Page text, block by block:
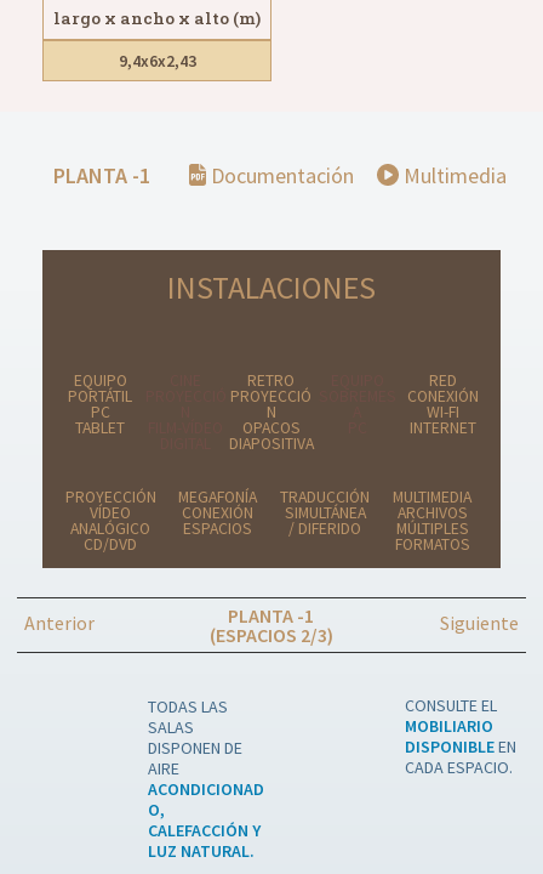
largo x ancho x alto (m)
9,4x6x2,43
PLANTA -1 Documentación Multimedia
INSTALACIONES
EQUIPO
PORTÁTIL
PC
TABLET
RETRO
PROYECCIÓ
N
OPACOS
DIAPOSITIVA
RED
CONEXIÓN
WI-FI
INTERNET
PROYECCIÓN
VÍDEO
ANALÓGICO
CD/DVD
MEGAFONÍA
CONEXIÓN
ESPACIOS
TRADUCCIÓN
SIMULTÁNEA
/ DIFERIDO
MULTIMEDIA
ARCHIVOS
MÚLTIPLES
FORMATOS
Anterior
PLANTA -1
(ESPACIOS 2/3)
Siguiente
TODAS LAS
SALAS
DISPONEN DE
AIRE
ACONDICIONAD
O,
CALEFACCIÓN Y
LUZ NATURAL.
CONSULTE EL
MOBILIARIO
DISPONIBLEEN
CADA ESPACIO.